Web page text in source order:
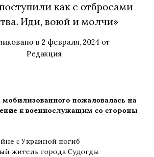
как с отбросами
Иди, воюй и молчи»
в 2 февраля, 2024 от
Редакция
мобилизованного пожаловалась на
к военнослужащим со стороны
с Украиной погиб
житель города Судогды